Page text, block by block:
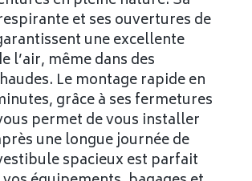
et ses ouvertures de
une excellente
l’air, même dans des
Le montage rapide en
grâce à ses fermetures
permet de vous installer
une longue journée de
spacieux est parfait